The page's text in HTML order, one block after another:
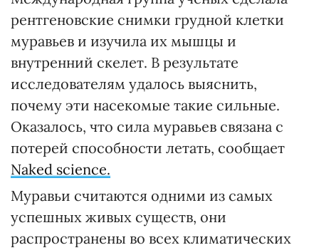
рентгеновские снимки грудной клетки
муравьев и изучила их мышцы и
внутренний скелет. В результате
исследователям удалось выяснить,
почему эти насекомые такие сильные.
Оказалось, что сила муравьев связана с
потерей способности летать, сообщает
Naked science.
Муравьи считаются одними из самых
успешных живых существ, они
распространены во всех климатических